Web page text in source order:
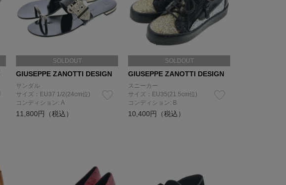
SOLDOUT
GIUSEPPE ZANOTTI DESIGN
サンダル
サイズ：EU37 1/2(24cm位)
コンディション: A
11,800円（税込）
SOLDOUT
GIUSEPPE ZANOTTI DESIGN
スニーカー
サイズ：EU35(21.5cm位)
コンディション: B
10,400円（税込）